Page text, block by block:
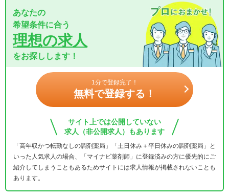
あなたの
希望条件に合う
理想の求人
をお探しします！
1分で登録完了！
無料で登録する！
サイト上では公開していない
求人（非公開求人）もあります
「高年収かつ転勤なしの調剤薬局」「土日休み＋平日休みの調剤薬局」と
いった人気求人の場合、「マイナビ薬剤師」に登録済みの方に優先的にご
紹介してしまうこともあるためサイトには求人情報が掲載されないことも
あります。